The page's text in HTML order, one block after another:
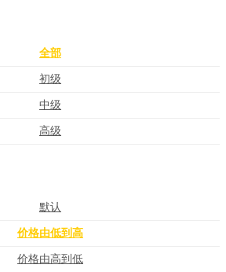
全部
初级
中级
高级
默认
价格由低到高
价格由高到低